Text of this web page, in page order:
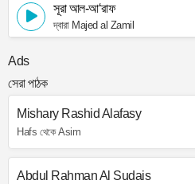
সূরা আল-আ‘রাফ
দ্বারা Majed al Zamil
Ads
সেরা পাঠক
Mishary Rashid Alafasy
Hafs থেকে Asim
Abdul Rahman Al Sudais